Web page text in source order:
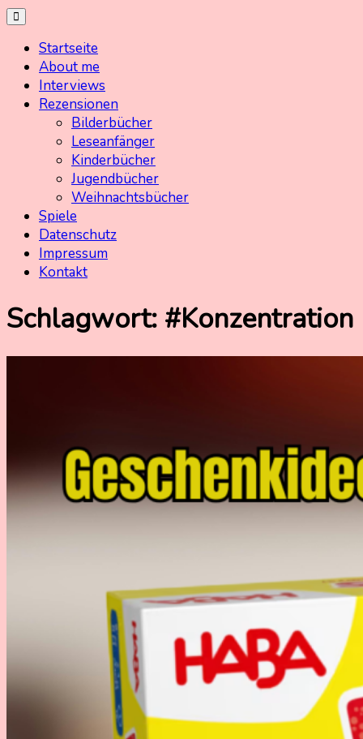
Skip
content
Kinderbuchschatz.de
Kinderbücher mit Herz
Startseite
About me
Interviews
Rezensionen
Bilderbücher
Leseanfänger
Kinderbücher
Jugendbücher
Weihnachtsbücher
Spiele
Datenschutz
Impressum
Kontakt
Schlagwort: #Konzentration